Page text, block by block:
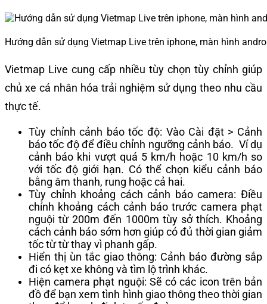
Hướng dẫn sử dụng Vietmap Live trên iphone, màn hình
Vietmap Live cung cấp nhiều tùy chọn tùy chỉnh giúp
chủ xe cá nhân hóa trải nghiệm sử dụng theo nhu cầu
thực tế.
Tùy chỉnh cảnh báo tốc độ: Vào Cài đặt > Cảnh
báo tốc độ để điều chỉnh ngưỡng cảnh báo. Ví dụ
cảnh báo khi vượt quá 5 km/h hoặc 10 km/h so
với tốc độ giới hạn. Có thể chọn kiểu cảnh báo
bằng âm thanh, rung hoặc cả hai.
Tùy chỉnh khoảng cách cảnh báo camera: Điều
chỉnh khoảng cách cảnh báo trước camera phạt
nguội từ 200m đến 1000m tùy sở thích. Khoảng
cách cảnh báo sớm hơn giúp có đủ thời gian giảm
tốc từ từ thay vì phanh gấp.
Hiển thị ùn tắc giao thông: Cảnh báo đường sắp
đi có kẹt xe không và tìm lộ trình khác.
Hiện camera phạt nguội: Sẽ có các icon trên bản
đồ để bạn xem tình hình giao thông theo thời gian